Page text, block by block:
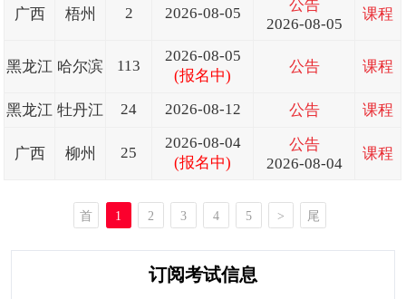
广西 梧州 2 2026-08-05
公告
2026-08-05
课程
黑龙江 哈尔滨 113
2026-08-05
(报名中)
公告 课程
黑龙江 牡丹江 24 2026-08-12 公告 课程
广西 柳州 25
2026-08-04
(报名中)
公告
2026-08-04
课程
首
1 2 3 4 5 >
尾
订阅考试信息